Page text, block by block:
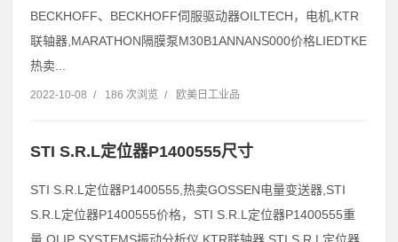
BECKHOFF、BECKHOFF伺服驱动器OILTECH，电机,KTR
联轴器,MARATHON隔膜泵M30B1ANNANS000价格LIEDTKE
热卖...
2022-10-08 / 186 次浏览 / 欧美日工业品
STI S.R.L定位器P1400555尺寸
STI S.R.L定位器P1400555,热卖GOSSEN电量变送器,STI
S.R.L定位器P1400555价格，STI S.R.L定位器P1400555重